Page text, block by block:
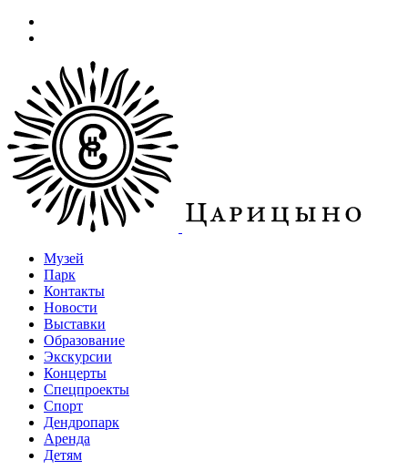
Музей
Парк
Контакты
Новости
Выставки
Образование
Экскурсии
Концерты
Спецпроекты
Спорт
Дендропарк
Аренда
Детям